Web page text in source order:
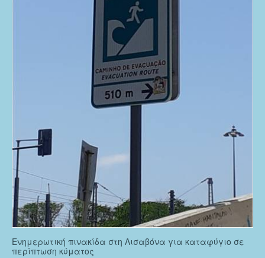
Ενημερωτική πινακίδα στη Λισαβόνα για καταφύγιο σε
περίπτωση κύματος